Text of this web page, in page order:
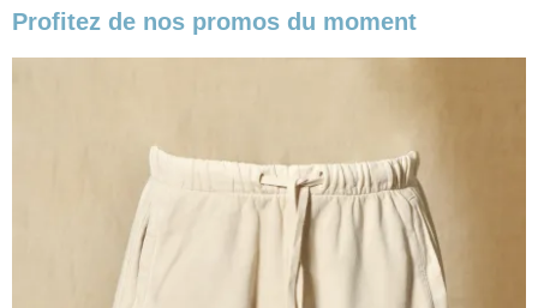
Profitez de nos promos du moment